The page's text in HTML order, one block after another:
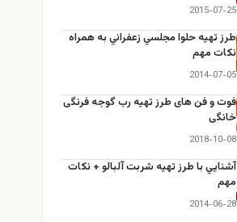
2015-07-25
طرز تهيه حلوا مجلسي زعفراني به همراه
نكات مهم
2014-07-05
فوت و فن های طرز تهیه رب گوجه فرنگی
خانگی
2018-10-08
آشنايي با طرز تهيه شربت آلبالو + نكات
مهم
2014-06-28